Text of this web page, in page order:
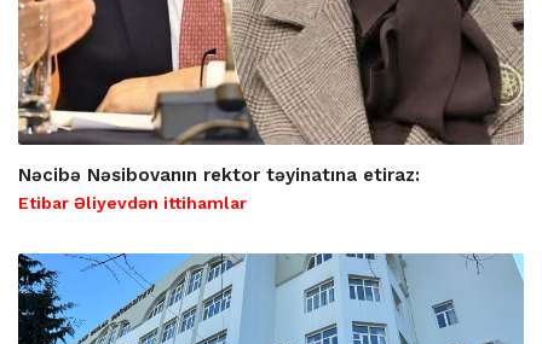
Nəcibə Nəsibovanın rektor təyinatına etiraz:
Etibar Əliyevdən ittihamlar